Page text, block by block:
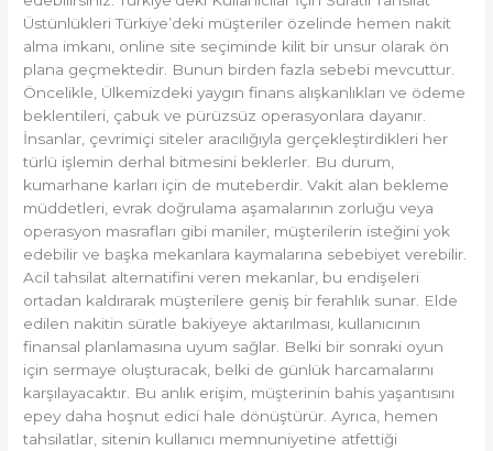
Üstünlükleri Türkiye’deki müşteriler özelinde hemen nakit
alma imkanı, online site seçiminde kilit bir unsur olarak ön
plana geçmektedir. Bunun birden fazla sebebi mevcuttur.
Öncelikle, Ülkemizdeki yaygın finans alışkanlıkları ve ödeme
beklentileri, çabuk ve pürüzsüz operasyonlara dayanır.
İnsanlar, çevrimiçi siteler aracılığıyla gerçekleştirdikleri her
türlü işlemin derhal bitmesini beklerler. Bu durum,
kumarhane karları için de muteberdir. Vakit alan bekleme
müddetleri, evrak doğrulama aşamalarının zorluğu veya
operasyon masrafları gibi maniler, müşterilerin isteğini yok
edebilir ve başka mekanlara kaymalarına sebebiyet verebilir.
Acil tahsilat alternatifini veren mekanlar, bu endişeleri
ortadan kaldırarak müşterilere geniş bir ferahlık sunar. Elde
edilen nakitin süratle bakiyeye aktarılması, kullanıcının
finansal planlamasına uyum sağlar. Belki bir sonraki oyun
için sermaye oluşturacak, belki de günlük harcamalarını
karşılayacaktır. Bu anlık erişim, müşterinin bahis yaşantısını
epey daha hoşnut edici hale dönüştürür. Ayrıca, hemen
tahsilatlar, sitenin kullanıcı memnuniyetine atfettiği